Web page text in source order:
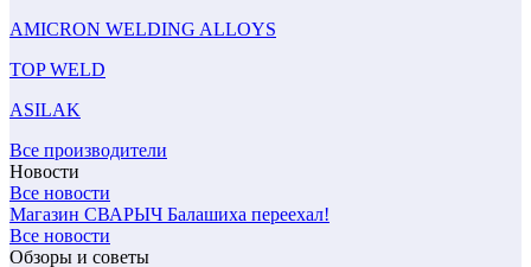
AMICRON WELDING ALLOYS
TOP WELD
ASILAK
Все производители
Новости
Все новости
Магазин СВАРЫЧ Балашиха переехал!
Все новости
Обзоры и советы